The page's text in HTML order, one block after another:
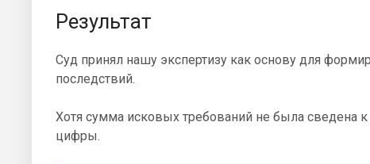
Результат
Суд принял нашу экспертизу как основу для
последствий.
Хотя сумма исковых требований не была сведена
цифры.